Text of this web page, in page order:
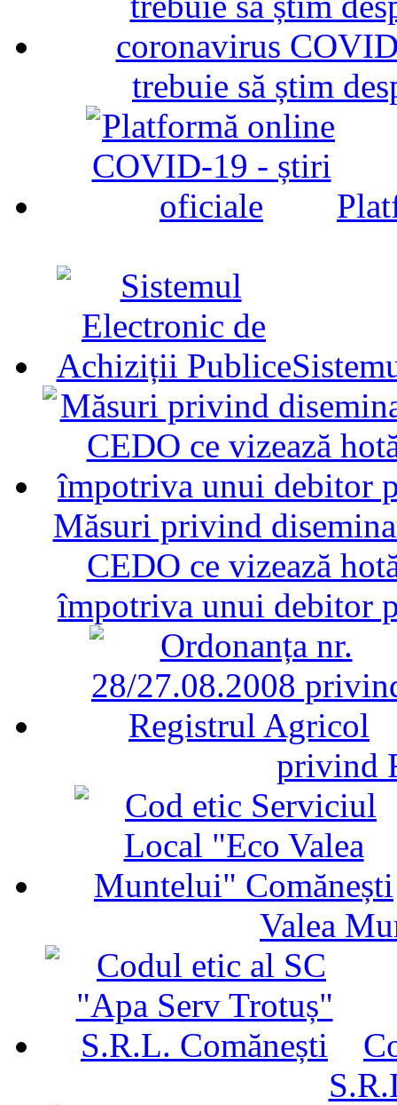
trebuie să știm
Măsuri privind
CEDO ce vizează
împotriva unui debitor
privind
Valea